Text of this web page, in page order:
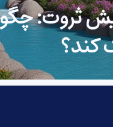
ثروت:
کند؟